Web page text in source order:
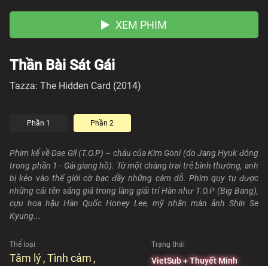
XEM PHIM
Thần Bài Sát Gái
Tazza: The Hidden Card (2014)
Phần 1 Phần 2
Phim kể về Dae Gil (T.O.P) – cháu của Kim Goni (do Jang Hyuk đóng
trong phần 1 - Gái giang hồ). Từ một chàng trai trẻ bình thường, anh
bị kéo vào thế giới cờ bạc đầy những cám dỗ. Phim quy tụ được
những cái tên sáng giá trong làng giải trí Hàn như T.O.P (Big Bang),
cựu hoa hậu Hàn Quốc Honey Lee, mỹ nhân màn ảnh Shin Se
Kyung...
Thể loại
Tâm lý Tình cảm
Trạng thái
VietSub + Thuyết Minh